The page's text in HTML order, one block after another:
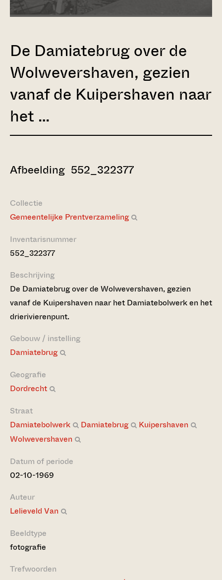
De Damiatebrug over de
Wolwevershaven, gezien
vanaf de Kuipershaven naar
het …
Afbeelding 552_322377
Collectie
Gemeentelijke Prentverzameling
Inventarisnummer
552_322377
Beschrijving
De Damiatebrug over de Wolwevershaven, gezien
vanaf de Kuipershaven naar het Damiatebolwerk en het
drierivierenpunt.
Gebouw / instelling
Damiatebrug
Geografie
Dordrecht
Straat
Damiatebolwerk
Damiatebrug
Kuipershaven
Wolwevershaven
Datum of periode
02-10-1969
Auteur
Lelieveld Van
Beeldtype
fotografie
Trefwoorden